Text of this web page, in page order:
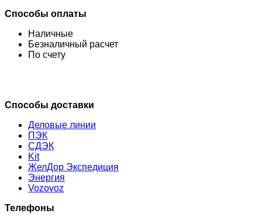
Способы оплаты
Наличные
Безналичный расчет
По счету
Способы доставки
Деловые линии
ПЭК
СДЭК
Kit
ЖелДор Экспедиция
Энергия
Vozovoz
Телефоны